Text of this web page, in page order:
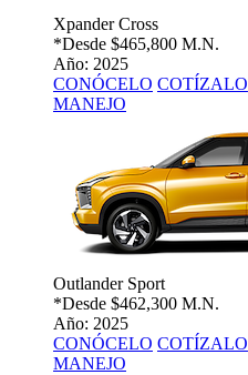
Xpander Cross
*Desde $465,800 M.N.
Año: 2025
CONÓCELO COTÍZALO
MANEJO
Outlander Sport
*Desde $462,300 M.N.
Año: 2025
CONÓCELO COTÍZALO
MANEJO